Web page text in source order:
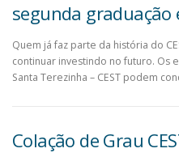
segunda graduação
Quem já faz parte da história do
continuar investindo no futuro. Os
Santa Terezinha – CEST podem
Colação de Grau